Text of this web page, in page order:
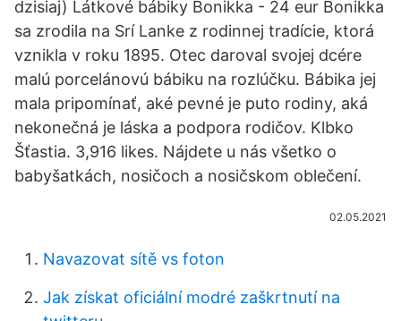
dzisiaj) Látkové bábiky Bonikka - 24 eur Bonikka
sa zrodila na Srí Lanke z rodinnej tradície, ktorá
vznikla v roku 1895. Otec daroval svojej dcére
malú porcelánovú bábiku na rozlúčku. Bábika jej
mala pripomínať, aké pevné je puto rodiny, aká
nekonečná je láska a podpora rodičov. Klbko
Šťastia. 3,916 likes. Nájdete u nás všetko o
babyšatkách, nosičoch a nosičskom oblečení.
02.05.2021
Navazovat sítě vs foton
Jak získat oficiální modré zaškrtnutí na